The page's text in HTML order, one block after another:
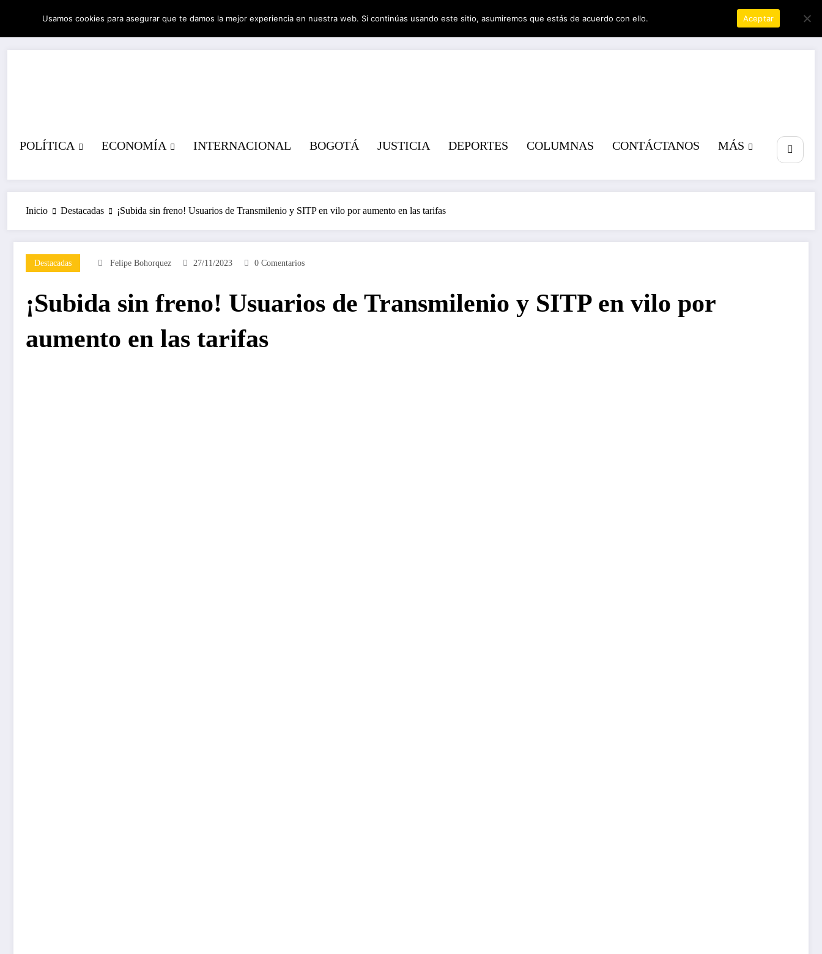
contenido
07/08/2026 3:13:26 AM
POLÍTICA ECONOMÍA INTERNACIONAL BOGOTÁ JUSTICIA DEPORTES COLUMNAS CONTÁCTANOS MÁS
Inicio Destacadas ¡Subida sin freno! Usuarios de Transmilenio y SITP en vilo por aumento en las tarifas
Destacadas Felipe Bohorquez 27/11/2023 0 Comentarios
¡Subida sin freno! Usuarios de Transmilenio y SITP en vilo por
aumento en las tarifas
Usamos cookies para asegurar que te damos la mejor experiencia en nuestra web. Si continúas usando este sitio, asumiremos que estás de acuerdo con ello. Aceptar